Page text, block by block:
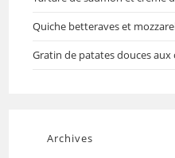
Quiche betteraves et
Gratin de patates douces aux
Archives